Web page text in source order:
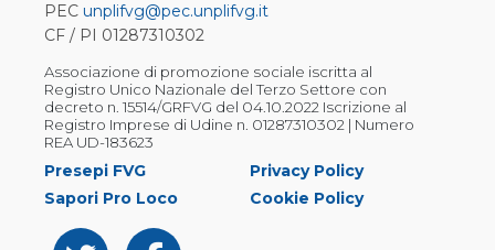
PEC unplifvg@pec.unplifvg.it
CF / PI 01287310302
Associazione di promozione sociale iscritta al
Registro Unico Nazionale del Terzo Settore con
decreto n. 15514/GRFVG del 04.10.2022 Iscrizione al
Registro Imprese di Udine n. 01287310302 | Numero
REA UD-183623
Presepi FVG
Sapori Pro Loco
Privacy Policy
Cookie Policy